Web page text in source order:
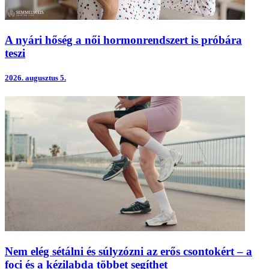
A nyári hőség a női hormonrendszert is próbára
teszi
2026. augusztus 5.
Nem elég sétálni és súlyzózni az erős csontokért – a
foci és a kézilabda többet segíthet